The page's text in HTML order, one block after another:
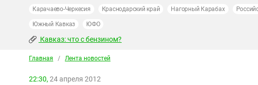
Карачаево-Черкесия Краснодарский край Нагорный Карабах
Южный Кавказ ЮФО
Кавказ: что с бензином?
Главная / Лента новостей
22:30, 24 апреля 2012